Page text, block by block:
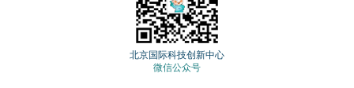
北京国际科技创新中心
微信公众号